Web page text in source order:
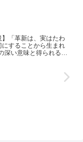
れる教訓
】「革新は、実はたわ
することから生まれ
深い意味と得られる教